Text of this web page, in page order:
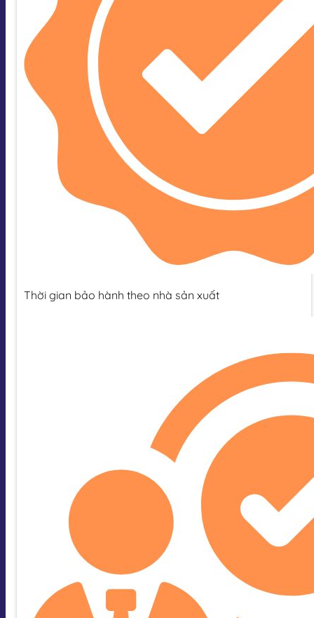
Thời gian bảo hành theo nhà sản xuất